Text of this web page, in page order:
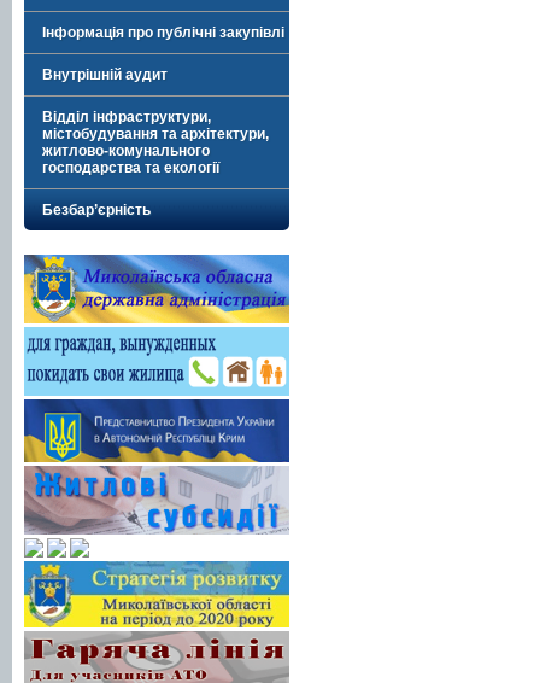
Інформація про публічні закупівлі
Внутрішній аудит
Відділ інфраструктури,
містобудування та архітектури,
житлово-комунального
господарства та екології
Безбар’єрність